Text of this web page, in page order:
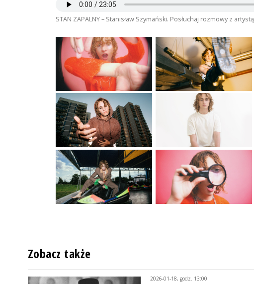
STAN ZAPALNY – Stanisław Szymański. Posłuchaj rozmowy z artystą
Zobacz także
2026-01-18, godz. 13:00